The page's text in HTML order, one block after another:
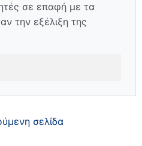
σε επαφή με τα
την εξέλιξη της
σελίδα